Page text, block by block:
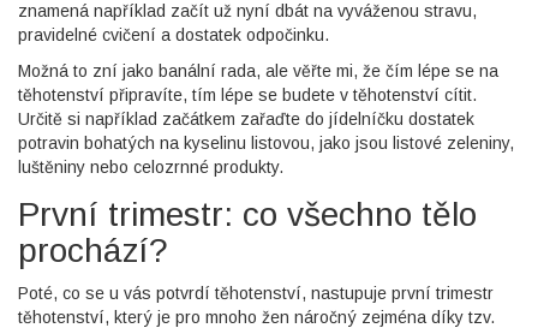
znamená například začít už nyní dbát na vyváženou stravu,
pravidelné cvičení a dostatek odpočinku.
Možná to zní jako banální rada, ale věřte mi, že čím lépe se na
těhotenství připravíte, tím lépe se budete v těhotenství cítit.
Určitě si například začátkem zařaďte do jídelníčku dostatek
potravin bohatých na kyselinu listovou, jako jsou listové zeleniny,
luštěniny nebo celozrnné produkty.
První trimestr: co všechno tělo
prochází?
Poté, co se u vás potvrdí těhotenství, nastupuje první trimestr
těhotenství, který je pro mnoho žen náročný zejména díky tzv.